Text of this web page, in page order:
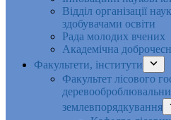
Відділ організації
здобувачами освіти
Рада молодих вчених
Академічна
Факультети, інститути
Факультет лісового
землевпорядкування